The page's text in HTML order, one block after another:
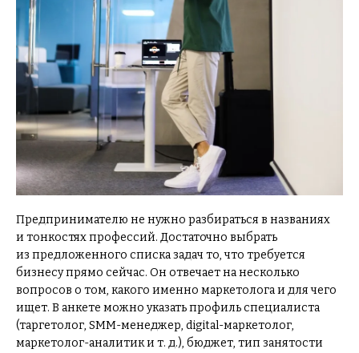
Предпринимателю не нужно разбираться в названиях
и тонкостях профессий. Достаточно выбрать
из предложенного списка задач то, что требуется
бизнесу прямо сейчас. Он отвечает на несколько
вопросов о том, какого именно маркетолога и для чего
ищет. В анкете можно указать профиль специалиста
(таргетолог, SMM-менеджер, digital-маркетолог,
маркетолог-аналитик и т. д.), бюджет, тип занятости